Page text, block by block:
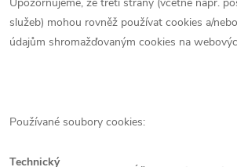
služeb) mohou rovněž používat cookies a/
údajům shromažďovaným cookies na
Používané soubory cookies:
Technický